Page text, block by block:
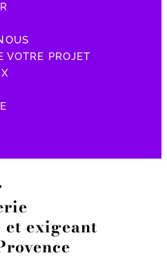
VOTRE PROJET
et exigeant